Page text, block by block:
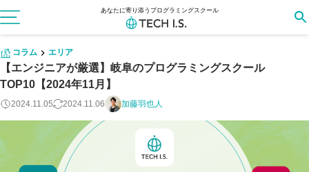
あなたに寄り添うプログラミングスクール
コラム エリア
【エンジニアが厳選】岐阜のプログラミングスクール
TOP10【2024年11月】
2024.11.05 2024.11.06 加藤羽也人